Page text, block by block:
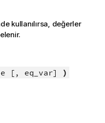
kullanılırsa, değerler
[, eq_var] )